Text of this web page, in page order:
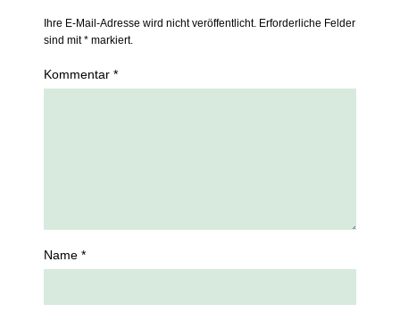
Ihre E-Mail-Adresse wird nicht veröffentlicht. Erforderliche Felder
sind mit * markiert.
Kommentar *
Name *